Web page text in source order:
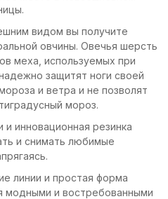
видом вы получите
овчины. Овечья шерсть
меха, используемых при
защитят ноги своей
и ветра и не позволят
мороз.
инновационная резинка
и снимать любимые
линии и простая форма
модными и востребованными